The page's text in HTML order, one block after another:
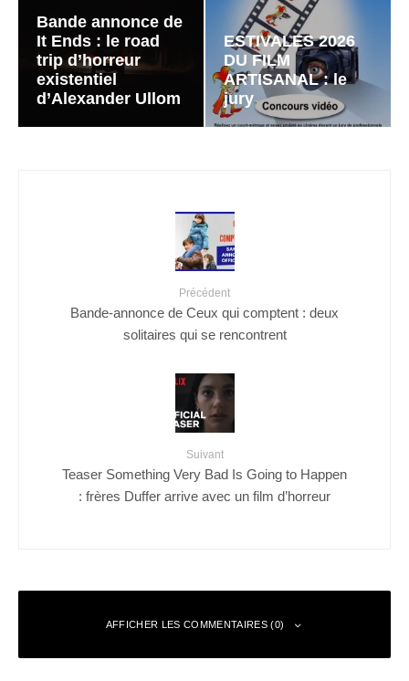
Bande annonce de
It Ends : le road
trip d’horreur
existentiel
d’Alexander Ullom
ESTIVALES 2026
DU FILM
ARTISANAL : le
jury
Précédent
Bande-annonce de Ceux qui comptent : deux
solitaires qui se rencontrent
Suivant
Teaser Something Very Bad Is Going to Happen
: frères Duffer arrive avec un film d’horreur
AFFICHER LES COMMENTAIRES (0)